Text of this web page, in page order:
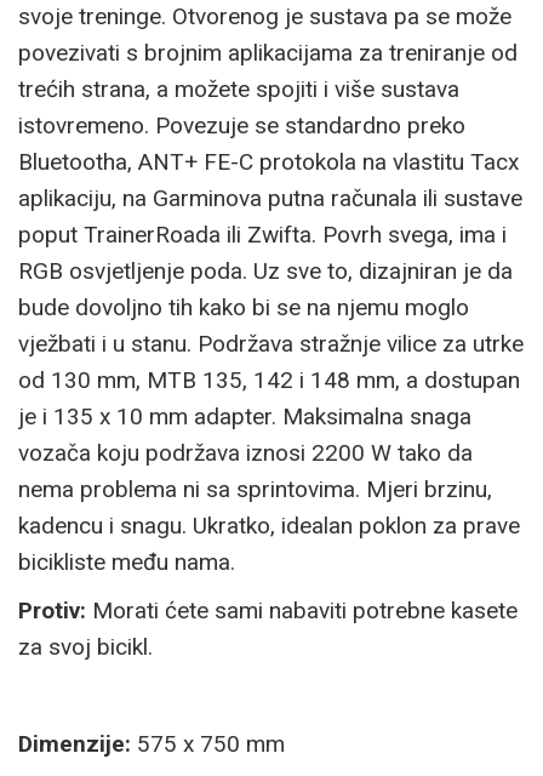
svoje treninge. Otvorenog je sustava pa se može
povezivati s brojnim aplikacijama za treniranje od
trećih strana, a možete spojiti i više sustava
istovremeno. Povezuje se standardno preko
Bluetootha, ANT+ FE-C protokola na vlastitu Tacx
aplikaciju, na Garminova putna računala ili sustave
poput TrainerRoada ili Zwifta. Povrh svega, ima i
RGB osvjetljenje poda. Uz sve to, dizajniran je da
bude dovoljno tih kako bi se na njemu moglo
vježbati i u stanu. Podržava stražnje vilice za utrke
od 130 mm, MTB 135, 142 i 148 mm, a dostupan
je i 135 x 10 mm adapter. Maksimalna snaga
vozača koju podržava iznosi 2200 W tako da
nema problema ni sa sprintovima. Mjeri brzinu,
kadencu i snagu. Ukratko, idealan poklon za prave
bicikliste među nama.
Protiv: Morati ćete sami nabaviti potrebne kasete
za svoj bicikl.
Dimenzije: 575 x 750 mm